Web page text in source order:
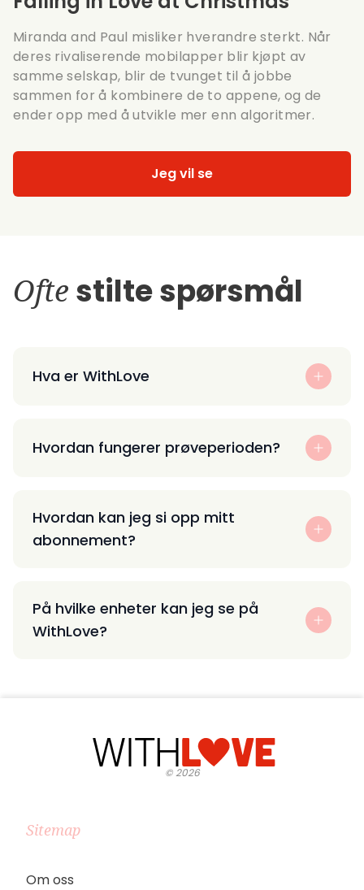
Miranda and Paul misliker hverandre sterkt. Når
deres rivaliserende mobilapper blir kjøpt av
samme selskap, blir de tvunget til å jobbe
sammen for å kombinere de to appene, og de
ender opp med å utvikle mer enn algoritmer.
Jeg vil se
Ofte stilte spørsmål
Hva er WithLove
Hvordan fungerer prøveperioden?
Hvordan kan jeg si opp mitt
abonnement?
På hvilke enheter kan jeg se på
WithLove?
©2026
Sitemap
Om oss